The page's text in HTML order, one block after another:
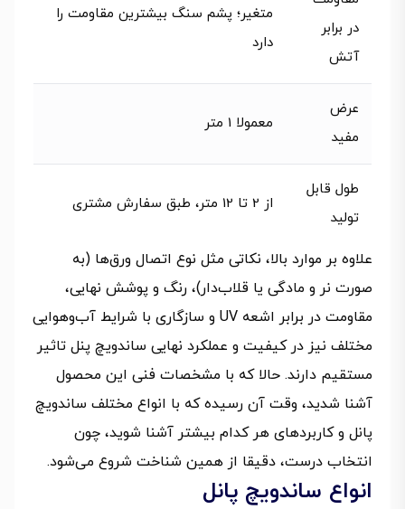
در برابر
آتش
متغیر؛ پشم سنگ بیشترین مقاومت را
دارد
عرض
مفید
معمولا 1 متر
طول قابل
تولید
از 2 تا 12 متر، طبق سفارش مشتری
علاوه بر موارد بالا، نکاتی مثل نوع اتصال ورق‌ها (به‌
صورت نر و مادگی یا قلاب‌دار)، رنگ و پوشش نهایی،
مقاومت در برابر اشعه UV و سازگاری با شرایط آب‌وهوایی
مختلف نیز در کیفیت و عملکرد نهایی ساندویچ پنل تاثیر
مستقیم دارند. حالا که با مشخصات فنی این محصول
آشنا شدید، وقت آن رسیده که با انواع مختلف ساندویچ
پانل و کاربردهای هر کدام بیشتر آشنا شوید، چون
انتخاب درست، دقیقا از همین شناخت شروع می‌شود.
انواع ساندویچ پانل